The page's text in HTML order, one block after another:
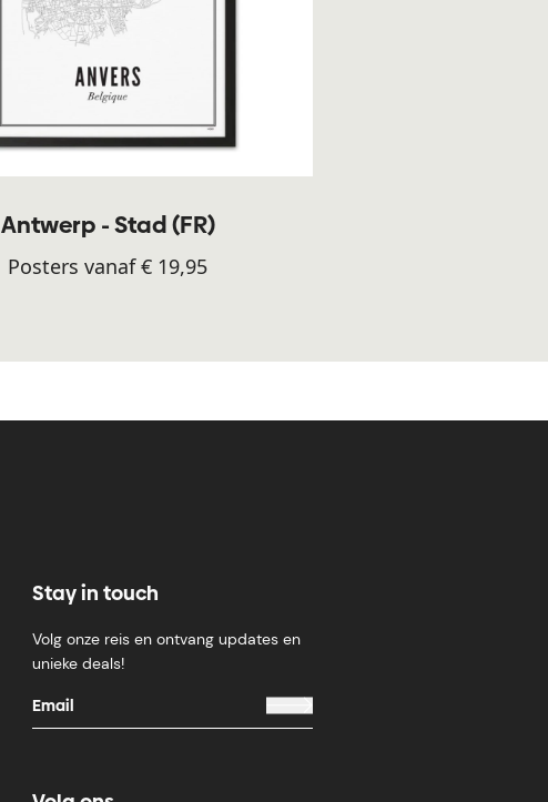
Antwerp - Stad (FR)
Posters vanaf € 19,95
Stay in touch
Volg onze reis en ontvang updates en
unieke deals!